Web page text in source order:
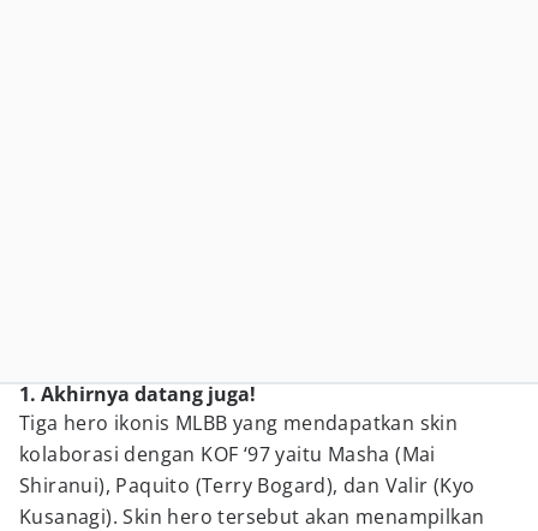
1. Akhirnya datang juga!
Tiga hero ikonis MLBB yang mendapatkan skin
kolaborasi dengan KOF ‘97 yaitu Masha (Mai
Shiranui), Paquito (Terry Bogard), dan Valir (Kyo
Kusanagi). Skin hero tersebut akan menampilkan